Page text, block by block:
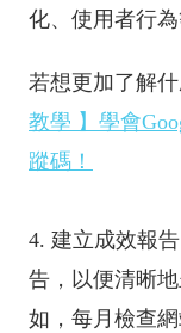
化、使用者行為
若想更加了解
教學 】學會
蹤碼！
4. 建立成效報
告，以便清晰
如，每月檢查